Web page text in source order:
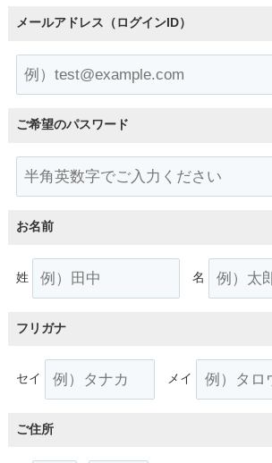
メールアドレス（ログインID）
ご希望のパスワード
お名前
姓 名
フリガナ
セイ メイ
ご住所